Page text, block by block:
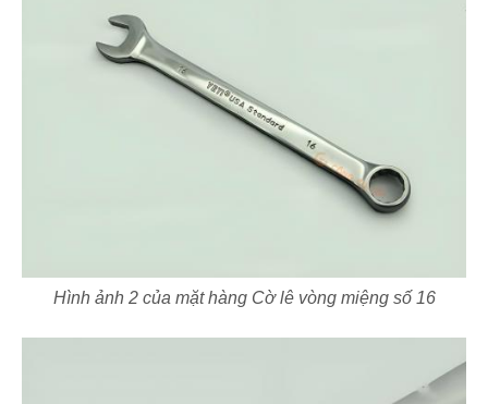
Hình ảnh 2 của mặt hàng Cờ lê vòng miệng số 16